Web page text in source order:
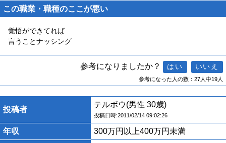
この職業・職種のここが悪い
覚悟ができてれば
言うことナッシング
参考になりましたか？
参考になった人の数：27人中19人
投稿者
テルボウ(男性 30歳)
投稿日時:2011/02/14 09:02:26
年収
300万円以上400万円未満